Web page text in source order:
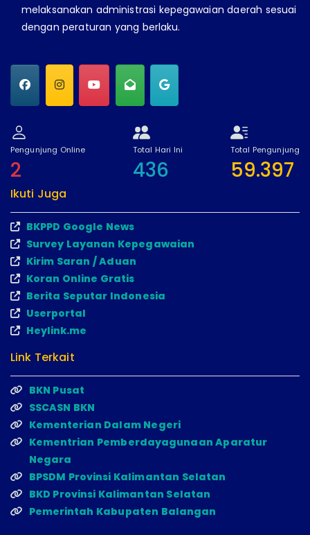
melaksanakan administrasi kepegawaian daerah sesuai
dengan peraturan yang berlaku.
Pengunjung Online
2
Total Hari Ini
436
Total Pengunjung
59.397
Ikuti Juga
BKPPD Google News
Survey Layanan Kepegawaian
Kirim Saran / Aduan
Koran Online Gratis
Berita Seputar Indonesia
Userportal
Heylink.me
Link Terkait
BKN Pusat
SSCASN BKN
Kementerian Dalam Negeri
Kementrian Pemberdayagunaan Aparatur
Negara
BPSDM Provinsi Kalimantan Selatan
BKD Provinsi Kalimantan Selatan
Pemerintah Kabupaten Balangan